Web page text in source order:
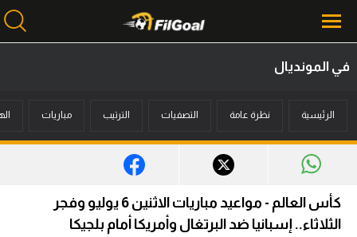
أخبار
ميركاتو
في المونديال
الرئيسية نظرة عامة التصفيات الترتيب مباريات
كأس العالم - مواعيد مباريات الاثنين 6 يوليو وفجر
الثلاثاء.. إسبانيا ضد البرتغال وأمريكا أمام بلجيكا